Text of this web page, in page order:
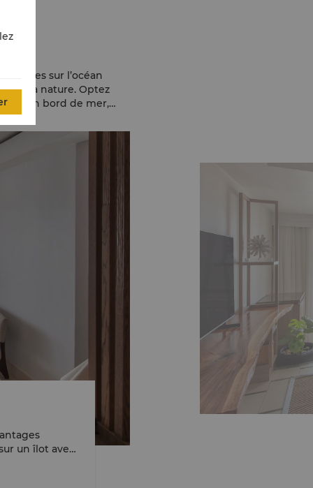
sur l’océan
de la nature. Optez
en bord de mer,
un îlot avec